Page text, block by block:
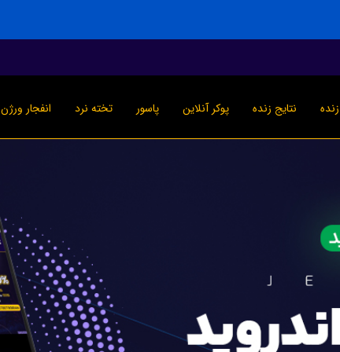
نتایج زنده پوکر آنلاین پاسور تخته نرد انفجار ورژن ۱